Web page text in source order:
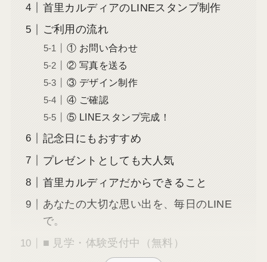
首里カルディアのLINEスタンプ制作
ご利用の流れ
① お問い合わせ
② 写真を送る
③ デザイン制作
④ ご確認
⑤ LINEスタンプ完成！
記念日にもおすすめ
プレゼントとしても大人気
首里カルディアだからできること
あなたの大切な思い出を、毎日のLINE
で。
■ 見学・体験受付中（無料）